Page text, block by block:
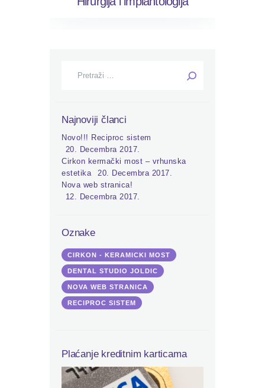
Najnoviji članci
Novo!!! Reciproc sistem
20. Decembra 2017.
Cirkon kermački most – vrhunska
estetika
20. Decembra 2017.
Nova web stranica!
12. Decembra 2017.
Oznake
CIRKON - KERAMICKI MOST
DENTAL STUDIO JOLDIC
NOVA WEB STRANICA
RECIPROC SISTEM
Plaćanje kreditnim karticama